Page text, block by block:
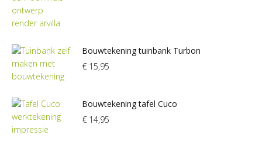
Bouwtekening tuinbank Turbon
€ 15,95
Bouwtekening tafel Cuco
€ 14,95